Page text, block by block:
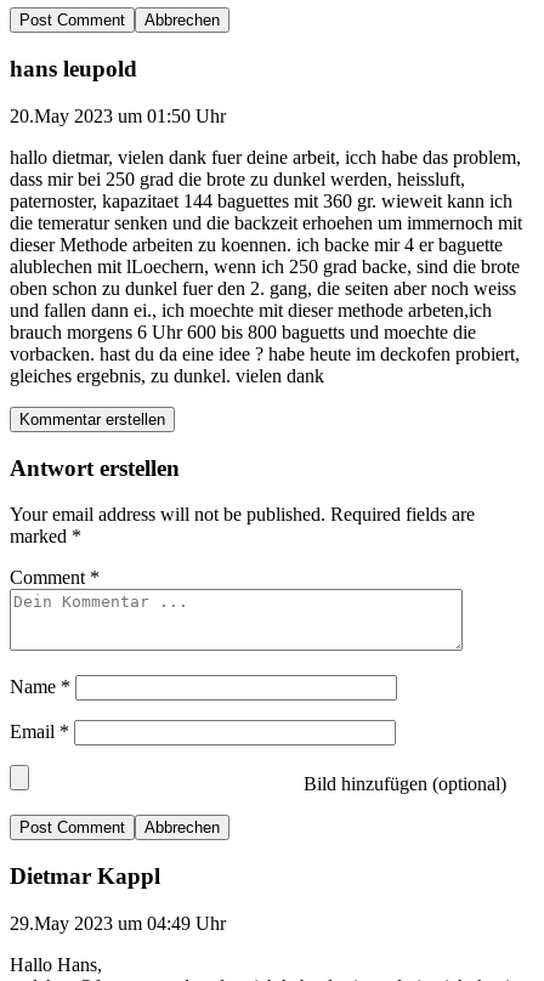
Abbrechen
hans leupold
20.May 2023 um 01:50 Uhr
hallo dietmar, vielen dank fuer deine arbeit, icch habe das problem,
dass mir bei 250 grad die brote zu dunkel werden, heissluft,
paternoster, kapazitaet 144 baguettes mit 360 gr. wieweit kann ich
die temeratur senken und die backzeit erhoehen um immernoch mit
dieser Methode arbeiten zu koennen. ich backe mir 4 er baguette
alublechen mit lLoechern, wenn ich 250 grad backe, sind die brote
oben schon zu dunkel fuer den 2. gang, die seiten aber noch weiss
und fallen dann ei., ich moechte mit dieser methode arbeten,ich
brauch morgens 6 Uhr 600 bis 800 baguetts und moechte die
vorbacken. hast du da eine idee ? habe heute im deckofen probiert,
gleiches ergebnis, zu dunkel. vielen dank
Kommentar erstellen
Antwort erstellen
Your email address will not be published. Required fields are
marked *
Comment *
Name *
Email *
Bild hinzufügen (optional)
Abbrechen
Dietmar Kappl
29.May 2023 um 04:49 Uhr
Hallo Hans,